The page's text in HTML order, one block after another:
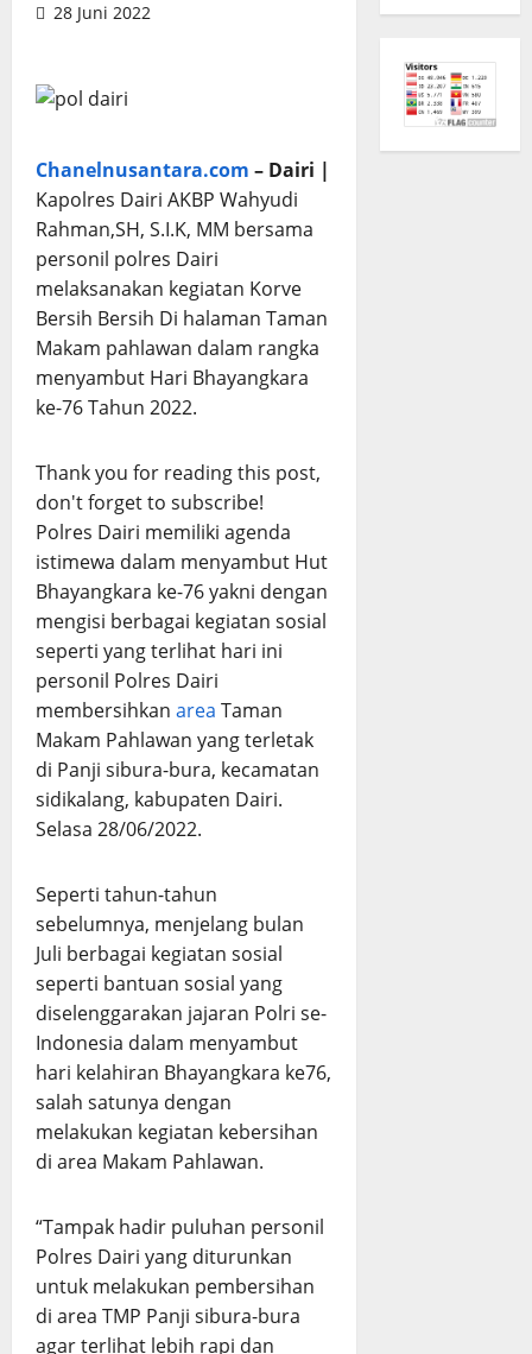
28 Juni 2022
Chanelnusantara.com – Dairi |
Kapolres Dairi AKBP Wahyudi
Rahman,SH, S.I.K, MM bersama
personil polres Dairi
melaksanakan kegiatan Korve
Bersih Bersih Di halaman Taman
Makam pahlawan dalam rangka
menyambut Hari Bhayangkara
ke-76 Tahun 2022.
Thank you for reading this post,
don't forget to subscribe!
Polres Dairi memiliki agenda
istimewa dalam menyambut Hut
Bhayangkara ke-76 yakni dengan
mengisi berbagai kegiatan sosial
seperti yang terlihat hari ini
personil Polres Dairi
membersihkan area Taman
Makam Pahlawan yang terletak
di Panji sibura-bura, kecamatan
sidikalang, kabupaten Dairi.
Selasa 28/06/2022.
Seperti tahun-tahun
sebelumnya, menjelang bulan
Juli berbagai kegiatan sosial
seperti bantuan sosial yang
diselenggarakan jajaran Polri se-
Indonesia dalam menyambut
hari kelahiran Bhayangkara ke76,
salah satunya dengan
melakukan kegiatan kebersihan
di area Makam Pahlawan.
“Tampak hadir puluhan personil
Polres Dairi yang diturunkan
untuk melakukan pembersihan
di area TMP Panji sibura-bura
agar terlihat lebih rapi dan